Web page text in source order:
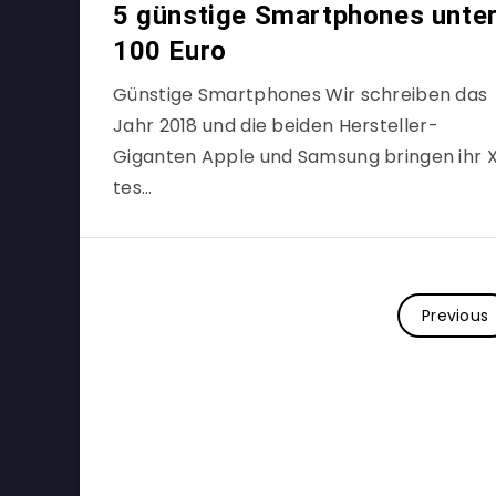
5 günstige Smartphones unter
100 Euro
Günstige Smartphones Wir schreiben das
Jahr 2018 und die beiden Hersteller-
Giganten Apple und Samsung bringen ihr
tes…
Previous